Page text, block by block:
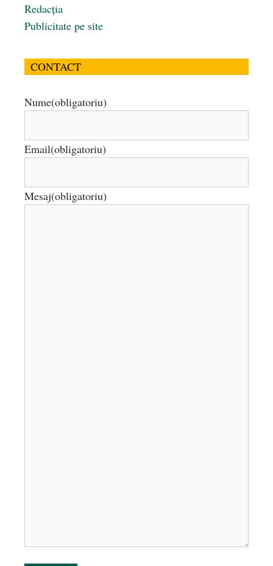
Redacția
Publicitate pe site
CONTACT
Nume(obligatoriu)
Email(obligatoriu)
Mesaj(obligatoriu)